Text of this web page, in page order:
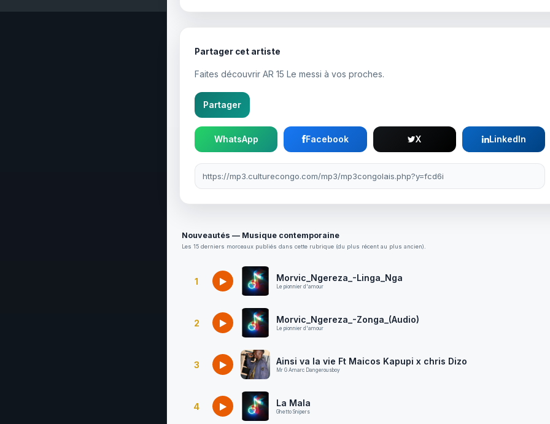
Partager cet artiste
Faites découvrir AR 15 Le messi à vos proches.
Partager
WhatsApp Facebook X LinkedIn
Lien à partager
Nouveautés — Musique contemporaine
Les 15 derniers morceaux publiés dans cette rubrique (du plus récent au plus ancien).
1 Morvic_Ngereza_-Linga_Nga
Le pionnier d'amour
2 Morvic_Ngereza_-Zonga_(Audio)
Le pionnier d'amour
3 Ainsi va la vie Ft Maicos Kapupi x chris Dizo
Mr G Amarc Dangerousboy
4 La Mala
Ghetto Snipers